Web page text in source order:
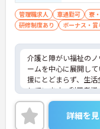
管理職求人 車通勤可 寮
研修制度あり
ボーナス・賞
介護と障がい福祉の
ームを中心に展開し
援にとどまらず、生
しています。利用者
員管理まで一体的に
根ざした支援を実感で
たい」「支援の質を
詳細を